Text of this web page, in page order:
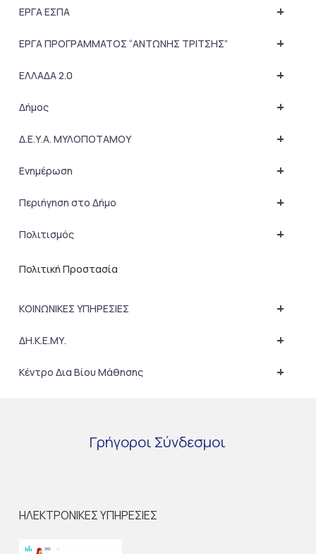
+
ΕΡΓΑ ΕΣΠΑ
+
ΕΡΓΑ ΠΡΟΓΡΑΜΜΑΤΟΣ “ΑΝΤΩΝΗΣ ΤΡΙΤΣΗΣ”
+
ΕΛΛΑΔΑ 2.0
+
Δήμος
+
Δ.Ε.Υ.Α. ΜΥΛΟΠΟΤΑΜΟΥ
+
Ενημέρωση
+
Περιήγηση στο Δήμο
+
Πολιτισμός
Πολιτική Προστασία
+
ΚΟΙΝΩΝΙΚΕΣ ΥΠΗΡΕΣΙΕΣ
+
ΔΗ.Κ.Ε.ΜΥ.
+
Κέντρο Δια Βίου Μάθησης
Γρήγοροι Σύνδεσμοι
ΗΛΕΚΤΡΟΝΙΚΕΣ ΥΠΗΡΕΣΙΕΣ